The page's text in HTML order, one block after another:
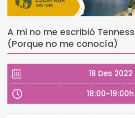
A mi no me escribió
(Porque no me conocía)
18 Des 2022
18:00-19:00h